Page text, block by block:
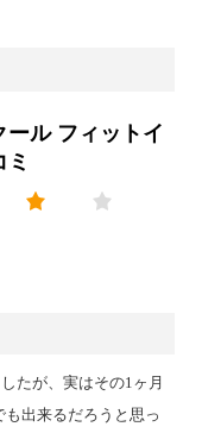
ール フィットイ
ミ
たが、実はその1ヶ月
出来るだろうと思っ